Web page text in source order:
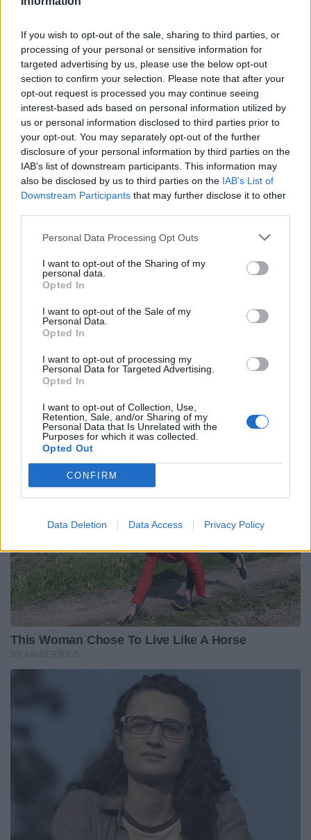
If you wish to opt-out of the sale, sharing to third parties, or
processing of your personal or sensitive information for
targeted advertising by us, please use the below opt-out
section to confirm your selection. Please note that after your
opt-out request is processed you may continue seeing
interest-based ads based on personal information utilized by
us or personal information disclosed to third parties prior to
your opt-out. You may separately opt-out of the further
disclosure of your personal information by third parties on the
IAB’s list of downstream participants. This information may
also be disclosed by us to third parties on the IAB’s List of
Downstream Participants that may further disclose it to other
Personal Data Processing Opt Outs
I want to opt-out of the Sharing of my
personal data.
Opted In
I want to opt-out of the Sale of my
Personal Data.
Opted In
I want to opt-out of processing my
Personal Data for Targeted Advertising.
Opted In
I want to opt-out of Collection, Use,
Retention, Sale, and/or Sharing of my
Personal Data that Is Unrelated with the
Purposes for which it was collected.
Opted Out
CONFIRM
Data Deletion Data Access Privacy Policy
ad ogni modo con Caputo
l'accordo di separazione c'è già.
> Risultati e classifica di
Serie A Elite <